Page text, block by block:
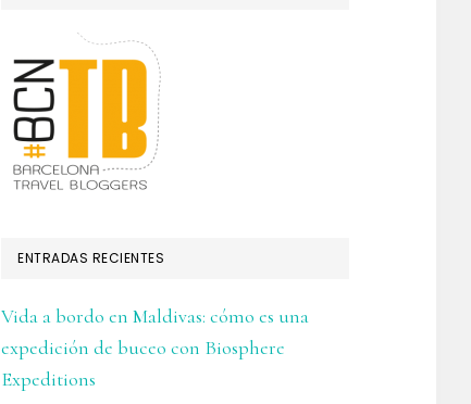
ENTRADAS RECIENTES
Vida a bordo en Maldivas: cómo es una
expedición de buceo con Biosphere
Expeditions